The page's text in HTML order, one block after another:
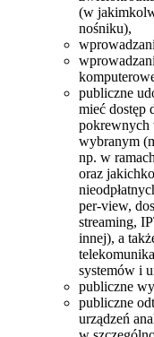
(w
nośniku),
publiczne
mieć dostęp
pokrewnych
wybranym
np. w
oraz
per-view,
streaming,
innej), a
systemów i
publiczne
publiczne
urządzeń